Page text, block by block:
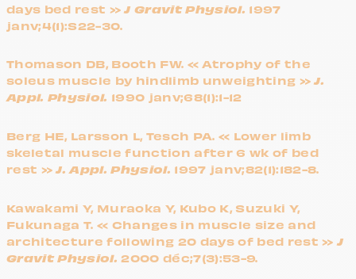
days bed rest »J Gravit Physiol. 1997
janv;4(1):S22-30.
Thomason DB, Booth FW. « Atrophy of the
soleus muscle by hindlimb unweighting »J.
Appl. Physiol. 1990 janv;68(1):1-12
Berg HE, Larsson L, Tesch PA. « Lower limb
skeletal muscle function after 6 wk of bed
rest »J. Appl. Physiol. 1997 janv;82(1):182-8.
Kawakami Y, Muraoka Y, Kubo K, Suzuki Y,
Fukunaga T. « Changes in muscle size and
architecture following 20 days of bed rest » J
Gravit Physiol. 2000 déc;7(3):53-9.